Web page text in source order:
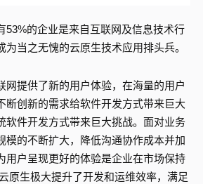
53%的企业是来自互联网及信息技术行
为当之无愧的云原生技术应用排头兵。
网提供了新的用户体验，在海量的用户
断创新的需求给软件开发方式带来巨大
软件开发方式带来巨大挑战。面对业务
模的不断扩大，降低沟通协作成本并加
用户呈现更好的体验是企业在市场保持
原生极大提升了开发和运维效率，满足